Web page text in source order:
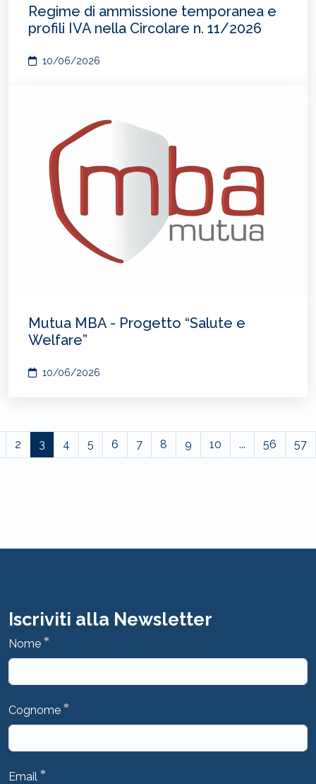
Regime di ammissione temporanea e
profili IVA nella Circolare n. 11/2026
10/06/2026
Mutua MBA - Progetto “Salute e
Welfare”
10/06/2026
2 3 4 5 6 7 8 9 10 ... 56 57
Iscriviti alla Newsletter
Nome *
Cognome *
Email *